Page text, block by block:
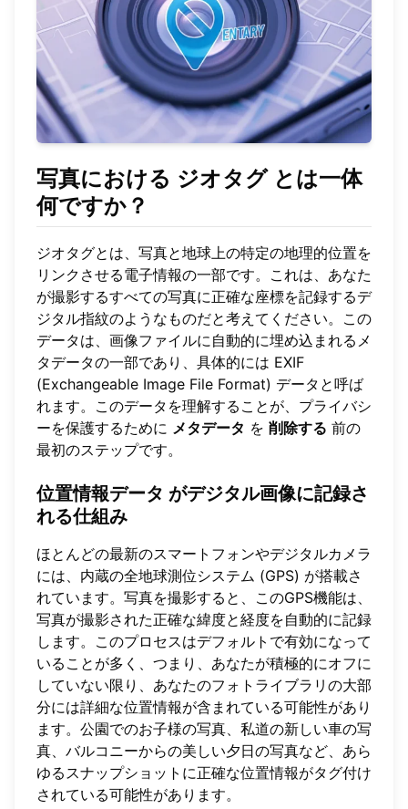
写真における ジオタグとは一体
何ですか？
ジオタグとは、写真と地球上の特定の地理的位置を
リンクさせる電子情報の一部です。これは、あなた
が撮影するすべての写真に正確な座標を記録するデ
ジタル指紋のようなものだと考えてください。この
データは、画像ファイルに自動的に埋め込まれるメ
タデータの一部であり、具体的には EXIF
(Exchangeable Image File Format) データと呼ば
れます。このデータを理解することが、プライバシ
ーを保護するために メタデータ を 削除する 前の
最初のステップです。
位置情報データ がデジタル画像に記録さ
れる仕組み
ほとんどの最新のスマートフォンやデジタルカメラ
には、内蔵の全地球測位システム (GPS) が搭載さ
れています。写真を撮影すると、このGPS機能は、
写真が撮影された正確な緯度と経度を自動的に記録
します。このプロセスはデフォルトで有効になって
いることが多く、つまり、あなたが積極的にオフに
していない限り、あなたのフォトライブラリの大部
分には詳細な位置情報が含まれている可能性があり
ます。公園でのお子様の写真、私道の新しい車の写
真、バルコニーからの美しい夕日の写真など、あら
ゆるスナップショットに正確な位置情報がタグ付け
されている可能性があります。